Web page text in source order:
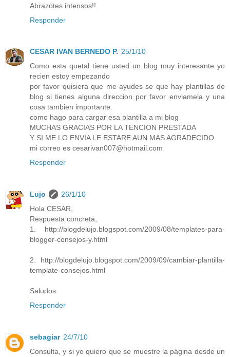
Abrazotes intensos!!
Responder
CESAR IVAN BERNEDO P. 25/1/10
Como esta quetal tiene usted un blog muy interesante yo
recien estoy empezando
por favor quisiera que me ayudes se que hay plantillas de
blog si tienes alguna direccion por favor enviamela y una
cosa tambien importante.
como hago para cargar esa plantilla a mi blog
MUCHAS GRACIAS POR LA TENCION PRESTADA
Y SI ME LO ENVIA LE ESTARE AUN MAS AGRADECIDO
mi correo es cesarivan007@hotmail.com
Responder
Lujo
26/1/10
Hola CESAR,
Respuesta concreta,
1. http://blogdelujo.blogspot.com/2009/08/templates-para-
blogger-consejos-y.html
2. http://blogdelujo.blogspot.com/2009/09/cambiar-plantilla-
template-consejos.html
Saludos.
Responder
sebagiar 24/7/10
Consulta, y si yo quiero que se muestre la página desde un